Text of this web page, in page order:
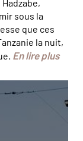
sous la
que ces
la nuit,
En lire plus